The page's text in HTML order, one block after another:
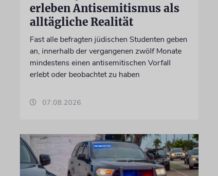
erleben Antisemitismus als
alltägliche Realität
Fast alle befragten jüdischen Studenten geben
an, innerhalb der vergangenen zwölf Monate
mindestens einen antisemitischen Vorfall
erlebt oder beobachtet zu haben
07.08.2026